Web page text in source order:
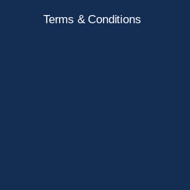
Terms & Conditions